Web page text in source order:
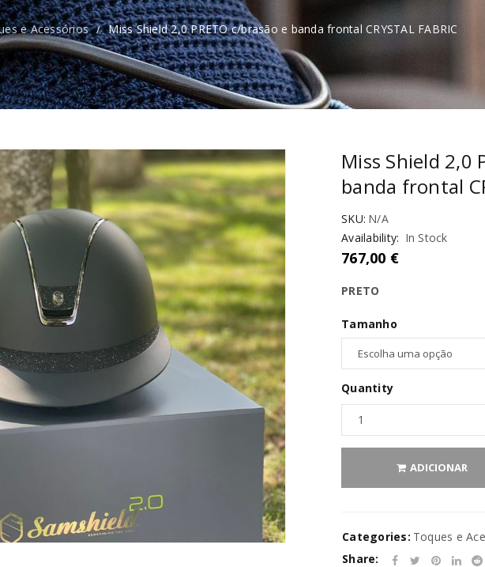
Nome de utilizador ou email
e Acessórios / Miss Shield 2,0 PRETO c/brasão e banda frontal CRYSTAL FABRIC
Miss Shield 2,0
banda frontal
SKU: N/A
Availability: In Stock
767,00 €
PRETO
Tamanho
Quantity
ADICIONAR
Categories: Toques e
Share: